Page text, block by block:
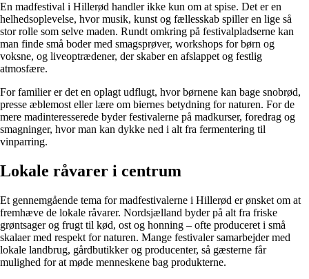
En madfestival i Hillerød handler ikke kun om at spise. Det er en
helhedsoplevelse, hvor musik, kunst og fællesskab spiller en lige så
stor rolle som selve maden. Rundt omkring på festivalpladserne kan
man finde små boder med smagsprøver, workshops for børn og
voksne, og liveoptrædener, der skaber en afslappet og festlig
atmosfære.
For familier er det en oplagt udflugt, hvor børnene kan bage snobrød,
presse æblemost eller lære om biernes betydning for naturen. For de
mere madinteresserede byder festivalerne på madkurser, foredrag og
smagninger, hvor man kan dykke ned i alt fra fermentering til
vinparring.
Lokale råvarer i centrum
Et gennemgående tema for madfestivalerne i Hillerød er ønsket om at
fremhæve de lokale råvarer. Nordsjælland byder på alt fra friske
grøntsager og frugt til kød, ost og honning – ofte produceret i små
skalaer med respekt for naturen. Mange festivaler samarbejder med
lokale landbrug, gårdbutikker og producenter, så gæsterne får
mulighed for at møde menneskene bag produkterne.